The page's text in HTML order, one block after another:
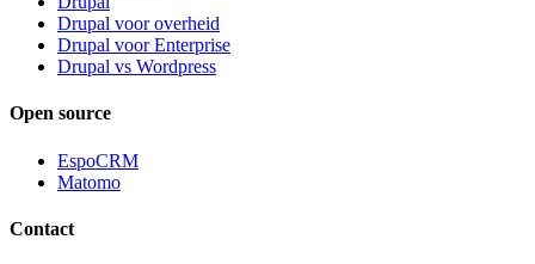
Drupal voor overheid
Drupal voor Enterprise
Drupal vs Wordpress
Open source
EspoCRM
Matomo
Contact